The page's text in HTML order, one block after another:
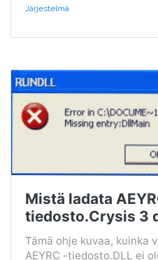
Järjestelmä
Mistä ladata
tiedosto.Crysis 3
Tämä ohje kuvaa, kuinka
AEYRC -tiedosto.DLL ei